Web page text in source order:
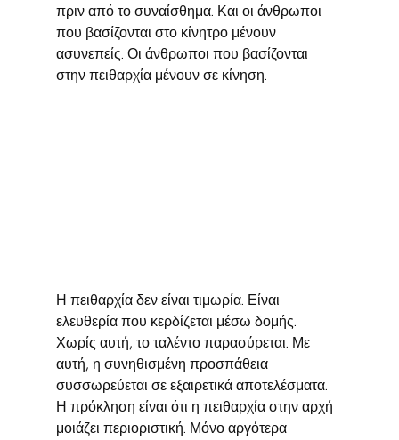
πριν από το συναίσθημα. Και οι άνθρωποι
που βασίζονται στο κίνητρο μένουν
ασυνεπείς. Οι άνθρωποι που βασίζονται
στην πειθαρχία μένουν σε κίνηση.
Η πειθαρχία δεν είναι τιμωρία. Είναι
ελευθερία που κερδίζεται μέσω δομής.
Χωρίς αυτή, το ταλέντο παρασύρεται. Με
αυτή, η συνηθισμένη προσπάθεια
συσσωρεύεται σε εξαιρετικά αποτελέσματα.
Η πρόκληση είναι ότι η πειθαρχία στην αρχή
μοιάζει περιοριστική. Μόνο αργότερα